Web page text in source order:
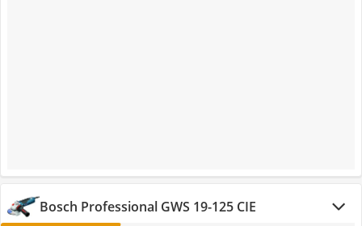
Bosch Professional GWS 19-125 CIE